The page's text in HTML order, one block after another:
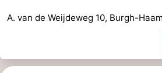
de
Surfen
-
A. van de Weijdeweg 10, Burgh-